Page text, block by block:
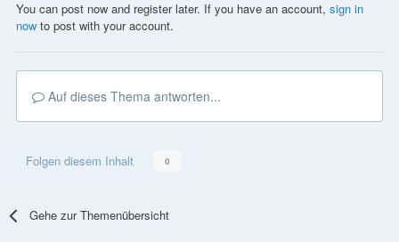
You can post now and register later. If you have an account, sign in
now to post with your account.
Auf dieses Thema antworten...
Folgen diesem Inhalt 0
Gehe zur Themenübersicht